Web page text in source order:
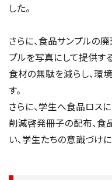
した。
さらに、食品サンプルの
プルを写真にして提供す
食材の無駄を減らし、環
す。
さらに、学生へ食品ロス
削減啓発冊子の配布、食
い、学生たちの意識づけ